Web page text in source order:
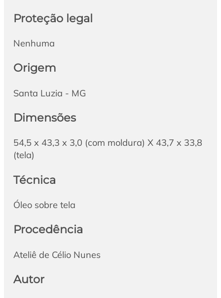
Proteção legal
Nenhuma
Origem
Santa Luzia - MG
Dimensões
54,5 x 43,3 x 3,0 (com moldura) X 43,7 x 33,8
(tela)
Técnica
Óleo sobre tela
Procedência
Ateliê de Célio Nunes
Autor